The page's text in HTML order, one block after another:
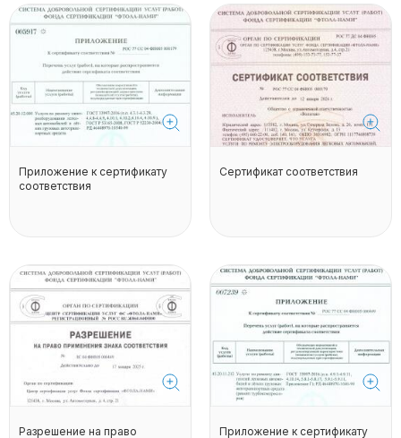
Приложение к сертификату
соответствия
Сертификат соответствия
Разрешение на право
Приложение к сертификату